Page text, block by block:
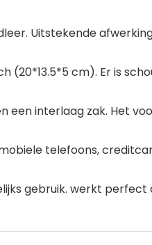
Uitstekende
(20*13.5*5 cm). Er is
een interlaag zak. Het
telefoons,
gebruik. werkt